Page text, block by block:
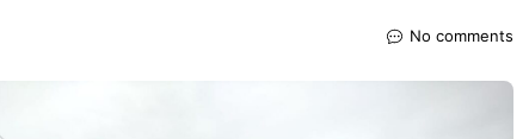
No comments